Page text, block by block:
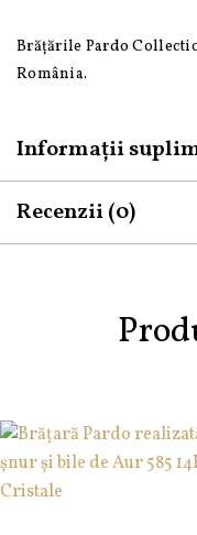
Brățările Pardo
România.
Informații
Recenzii (0)